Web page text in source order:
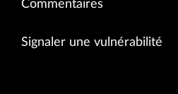
Commentaires
Signaler une vulnérabilité